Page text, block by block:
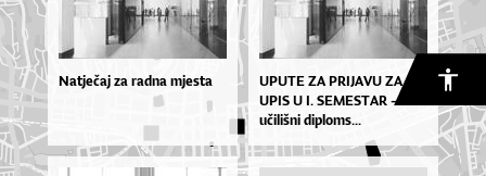
Natječaj za radna mjesta
UPU­TE ZA PRI­JA­VU ZA
UPIS U I. SE­MES­TAR – sve­
u­či­liš­ni di­plo­ms...